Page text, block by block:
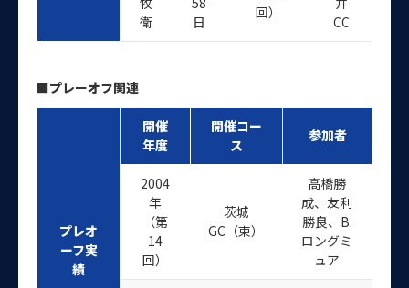
衛
日
回）
CC
■プレーオフ関連
プレオ
ーフ実
績
開催
年度
開催コー
ス
参加者
2004
年
（第
14
回）
茨城
GC（東）
高橋勝
成、友利
勝良、B.
ロングミ
ュア